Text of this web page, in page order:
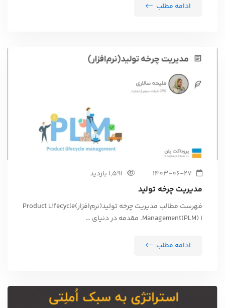
ادامه مطلب
1403-06-27 1,591 بازدید
مدیریت چرخه تولید
فهرست مطالب مدیریت چرخه تولید(نرم‌افزار)Product Lifecycle
Management(PLM) 1. مقدمه در دنیای …
ادامه مطلب